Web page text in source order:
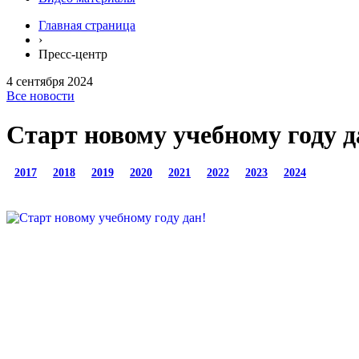
Главная страница
›
Пресс-центр
4 сентября 2024
Все новости
Старт новому учебному году
2017 2018 2019 2020 2021 2022 2023 2024